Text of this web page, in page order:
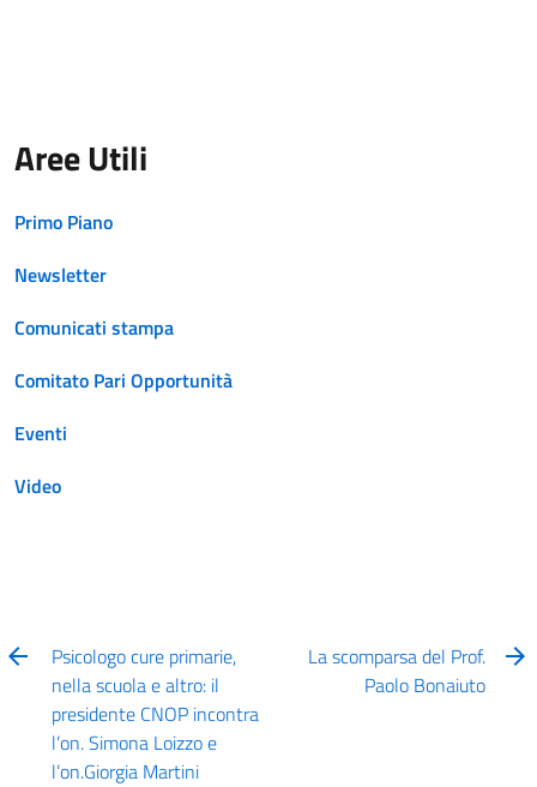
Aree Utili
Primo Piano
Newsletter
Comunicati stampa
Comitato Pari Opportunità
Eventi
Video
Psicologo cure primarie,
nella scuola e altro: il
presidente CNOP incontra
l’on. Simona Loizzo e
l’on.Giorgia Martini
La scomparsa del Prof.
Paolo Bonaiuto